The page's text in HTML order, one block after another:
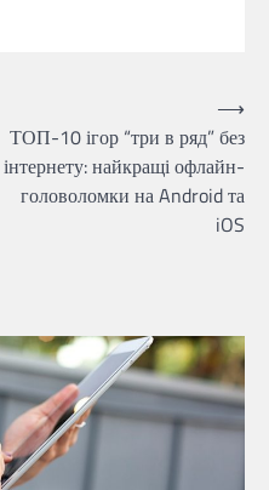
ТОП-10 ігор “три в ряд” без
інтернету: найкращі офлайн-
головоломки на Android та
iOS
⟶